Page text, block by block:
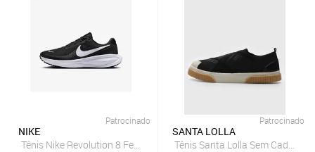
Patrocinado
NIKE
Tênis Nike Revolution 8 Feminino
Patrocinado
SANTA LOLLA
Tênis Santa Lolla Sem Cadarço